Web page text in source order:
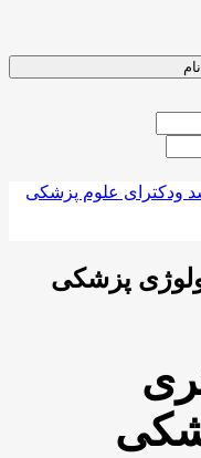
پزشکی